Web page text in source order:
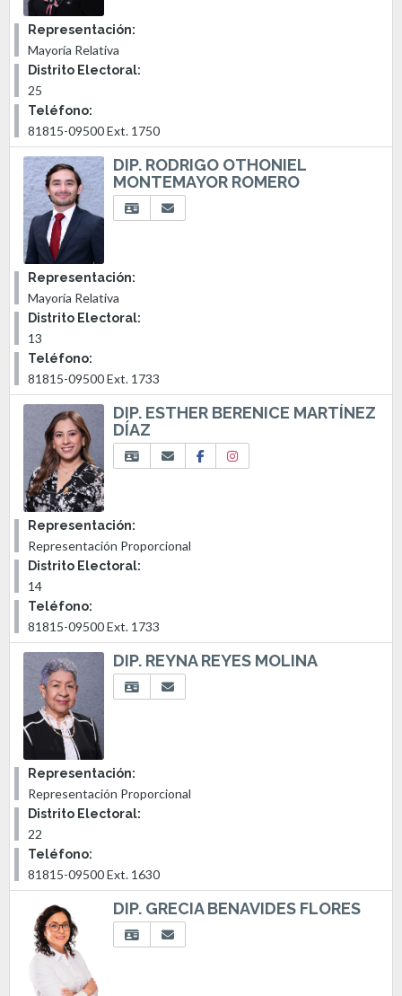
Representación:
Mayoría Relativa
Distrito Electoral:
25
Teléfono:
81815-09500 Ext. 1750
DIP. RODRIGO OTHONIEL
MONTEMAYOR ROMERO
Representación:
Mayoría Relativa
Distrito Electoral:
13
Teléfono:
81815-09500 Ext. 1733
DIP. ESTHER BERENICE MARTÍNEZ
DÍAZ
Representación:
Representación Proporcional
Distrito Electoral:
14
Teléfono:
81815-09500 Ext. 1733
DIP. REYNA REYES MOLINA
Representación:
Representación Proporcional
Distrito Electoral:
22
Teléfono:
81815-09500 Ext. 1630
DIP. GRECIA BENAVIDES FLORES